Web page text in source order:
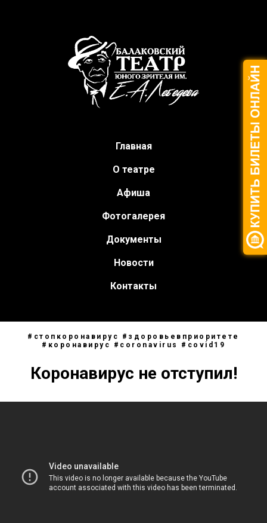
Главная
О театре
Афиша
Фотогалерея
Документы
Новости
Контакты
#стопкоронавирус #здоровьевприоритете
#коронавирус #coronavirus #covid19
Коронавирус не отступил!